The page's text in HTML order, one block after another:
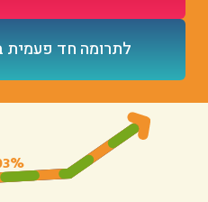
לתרומה חד